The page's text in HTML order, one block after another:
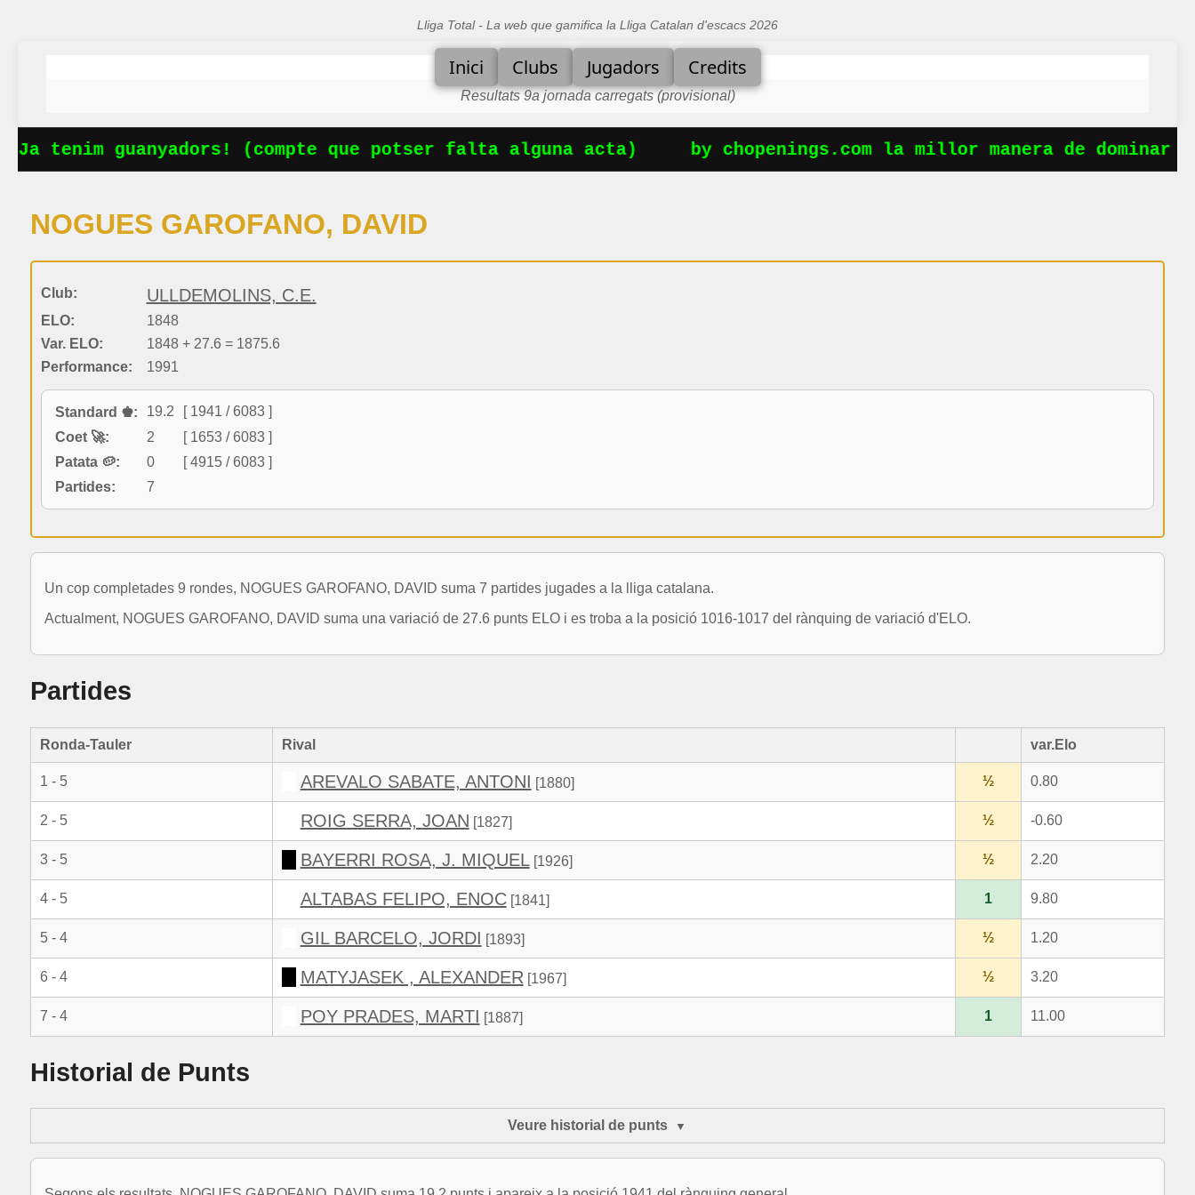
Lliga Total - La web que gamifica la Lliga Catalan d'escacs 2026
Inici Clubs Jugadors Credits
Resultats 9a jornada carregats (provisional)
tenim guanyadors! (compte que potser falta alguna acta) by chopenings.com la millor manera de dominar
NOGUES GAROFANO, DAVID
Club: ULLDEMOLINS, C.E.
ELO:
1848
Var. ELO:
1848 + 27.6 = 1875.6
Performance:
1991
Standard ♚: 19.2
[ 1941 / 6083 ]
Coet 🚀:
2
[ 1653 / 6083 ]
Patata 🥔:
0
[ 4915 / 6083 ]
Partides:
7
Un cop completades 9 rondes, NOGUES GAROFANO, DAVID suma 7 partides jugades a la lliga catalana.
Actualment, NOGUES GAROFANO, DAVID suma una variació de 27.6 punts ELO i es troba a la posició 1016-1017 del rànquing de variació d'ELO.
Partides
Ronda-Tauler Rival var.Elo
1 - 5 AREVALO SABATE, ANTONI [1880] ½ 0.80
2 - 5 ROIG SERRA, JOAN [1827] ½ -0.60
3 - 5 BAYERRI ROSA, J. MIQUEL[1926] ½ 2.20
4 - 5 ALTABAS FELIPO, ENOC[1841] 1 9.80
5 - 4 GIL BARCELO, JORDI [1893] ½ 1.20
6 - 4 MATYJASEK , ALEXANDER [1967] ½ 3.20
7 - 4 POY PRADES, MARTI [1887] 1 11.00
Historial de Punts
Veure historial de punts